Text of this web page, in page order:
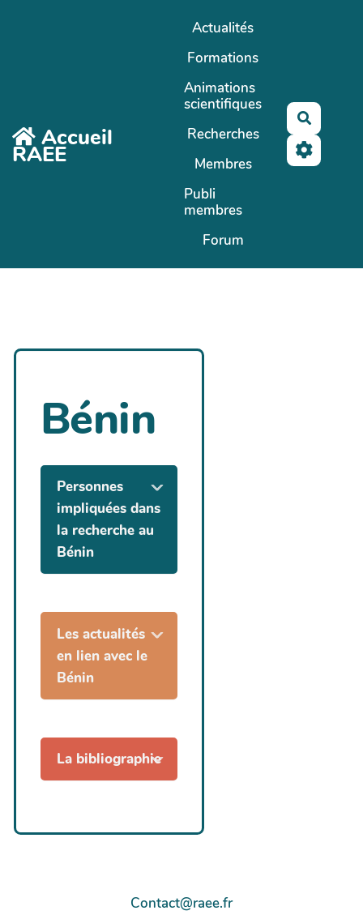
Accueil
RAEE
Actualités
Formations
Animations
scientifiques
Recherches
Membres
Publi
membres
Forum
Bénin
Personnes
impliquées dans
la recherche au
Bénin
Les actualités
en lien avec le
Bénin
La bibliographie
Contact@raee.fr